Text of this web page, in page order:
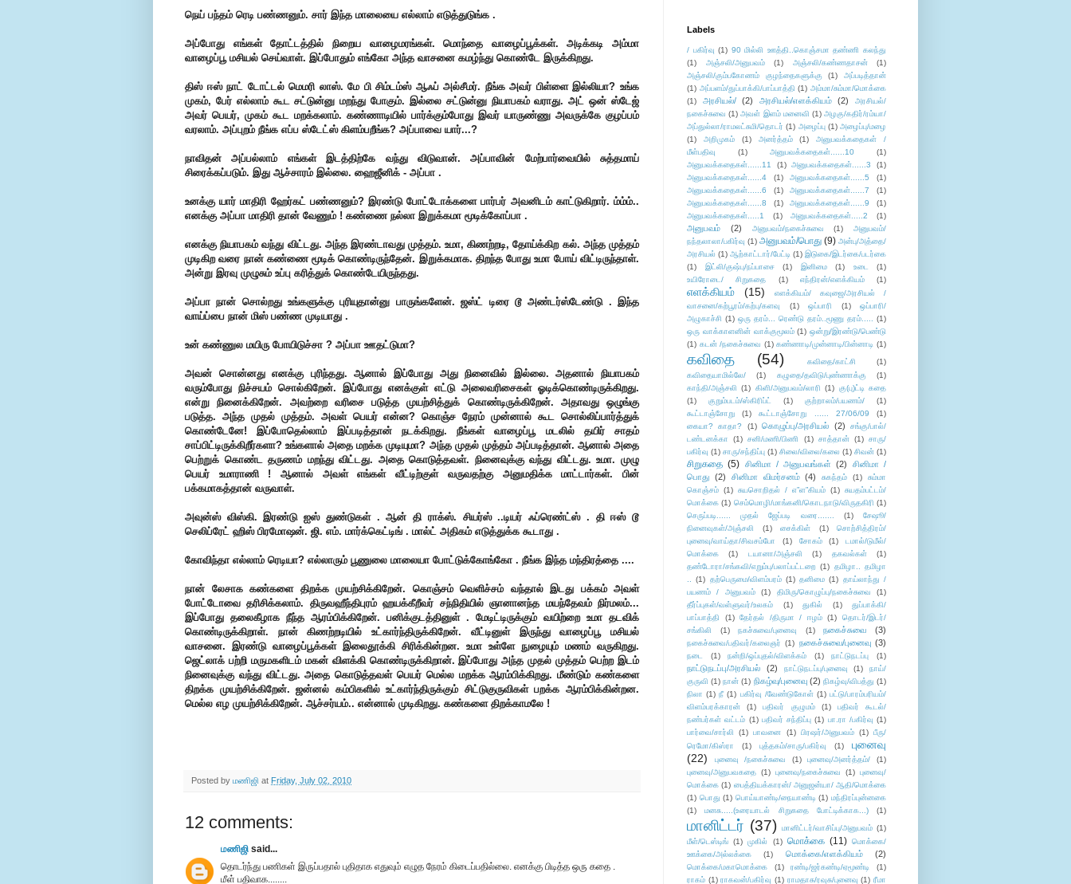
நெய் பந்தம் ரெடி பண்ணனும். சார் இந்த மாலையை எல்லாம் எடுத்துடுங்க .
அப்போது எங்கள் தோட்டத்தில் நிறைய வாழைமரங்கள். மொந்தை வாழைப்பூக்கள். அடிக்கடி அம்மா
வாழைப்பூ மசியல் செய்வாள். இப்போதும் எங்கோ அந்த வாசனை கமழ்ந்து கொண்டே இருக்கிறது.
திஸ் ஈஸ் நாட் டோட்டல் மெமரி லாஸ். மே பி சிம்டம்ஸ் ஆஃப் அல்சீமர். நீங்க அவர் பிள்ளை இல்லியா? உங்க
முகம், பேர் எல்லாம் கூட சட்டுன்னு மறந்து போகும். இல்லை சட்டுன்னு நியாபகம் வராது. அட் ஒன் ஸ்டேஜ்
அவர் பெயர், முகம் கூட மறக்கலாம். கண்ணாடியில் பார்க்கும்போது இவர் யாருண்ணு அவருக்கே குழப்பம்
வரலாம். அப்புறம் நீங்க எப்ப ஸ்டேட்ஸ் கிளம்பறீங்க? அப்பாவை யார்...?
நாவிதன் அப்பல்லாம் எங்கள் இடத்திற்கே வந்து விடுவான். அப்பாவின் மேற்பார்வையில் சுத்தமாய்
சிரைக்கப்படும். இது ஆச்சாரம் இல்லை. ஹைஜீனிக் - அப்பா .
உனக்கு யார் மாதிரி ஹேர்கட் பண்ணனும்? இரண்டு போட்டோக்களை பார்பர் அவனிடம் காட்டுகிறார். ம்ம்ம்..
எனக்கு அப்பா மாதிரி தான் வேணும் ! கண்ணை நல்லா இறுக்கமா மூடிக்கோப்பா .
எனக்கு நியாபகம் வந்து விட்டது. அந்த இரண்டாவது முத்தம். உமா, கிணற்றடி, தோய்க்கிற கல். அந்த முத்தம்
முடிகிற வரை நான் கண்ணை மூடிக் கொண்டிருந்தேன். இறுக்கமாக. திறந்த போது உமா போய் விட்டிருந்தாள்.
அன்று இரவு முழுசும் உப்பு கரித்துக் கொண்டேயிருந்தது.
அப்பா நான் சொல்றது உங்களுக்கு புரியுதான்னு பாருங்களேன். ஜஸ்ட் டிரை டூ அண்டர்ஸ்டேண்டு . இந்த
வாய்ப்பை நான் மிஸ் பண்ண முடியாது .
உன் கண்ணுல மயிரு போயிடுச்சா ? அப்பா ஊதட்டுமா?
அவன் சொன்னது எனக்கு புரிந்தது. ஆனால் இப்போது அது நினைவில் இல்லை. அதனால் நியாபகம்
வரும்போது நிச்சயம் சொல்கிறேன். இப்போது எனக்குள் எட்டு அலைவரிசைகள் ஓடிக்கொண்டிருக்கிறது.
என்று நினைக்கிறேன். அவற்றை வரிசை படுத்த முயற்சித்துக் கொண்டிருக்கிறேன். அதாவது ஒழுங்கு
படுத்த. அந்த முதல் முத்தம். அவள் பெயர் என்ன? கொஞ்ச நேரம் முன்னால் கூட சொல்லிப்பார்த்துக்
கொண்டேனே! இப்போதெல்லாம் இப்படித்தான் நடக்கிறது. நீங்கள் வாழைப்பூ மடலில் தயிர் சாதம்
சாப்பிட்டிருக்கிறீர்களா? உங்களால் அதை மறக்க முடியுமா? அந்த முதல் முத்தம் அப்படித்தான். ஆனால் அதை
பெற்றுக் கொண்ட தருணம் மறந்து விட்டது. அதை கொடுத்தவள். நினைவுக்கு வந்து விட்டது. உமா. முழு
பெயர் உமாராணி ! ஆனால் அவள் எங்கள் வீட்டிற்குள் வருவதற்கு அனுமதிக்க மாட்டார்கள். பின்
பக்கமாகத்தான் வருவாள்.
அவுன்ஸ் விஸ்கி. இரண்டு ஐஸ் துண்டுகள் . ஆன் தி ராக்ஸ். சியர்ஸ் ..டியர் ஃப்ரெண்ட்ஸ் . தி ஈஸ் டூ
செலிப்ரேட் ஹிஸ் பிரமோஷன். ஜி. எம். மார்க்கெட்டிங் . மால்ட் அதிகம் எடுத்துக்க கூடாது .
கோவிந்தா எல்லாம் ரெடியா? எல்லாரும் பூணுலை மாலையா போட்டுக்கோங்கோ . நீங்க இந்த மந்திரத்தை ....
நான் லேசாக கண்களை திறக்க முயற்சிக்கிறேன். கொஞ்சம் வெளிச்சம் வந்தால் இடது பக்கம் அவள்
போட்டோவை தரிசிக்கலாம். திருவஹீந்திபுரம் ஹயக்கீறீவர் சந்நிதியில் ஞானானந்த மயந்தேவம் நிர்மலம்...
இப்போது தலைகீழாக நீந்த ஆரம்பிக்கிறேன். பனிக்குடத்தினுள் . மேடிட்டிருக்கும் வயிற்றை உமா தடவிக்
கொண்டிருக்கிறாள். நான் கிணற்றடியில் உட்கார்ந்திருக்கிறேன். வீட்டினுள் இருந்து வாழைப்பூ மசியல்
வாசனை. இரண்டு வாழைப்பூக்கள் இலைதூக்கி சிரிக்கின்றன. உமா உள்ளே நுழையும் மணம் வருகிறது.
ஜெட்லாக் பற்றி மருமகளிடம் மகன் விளக்கி கொண்டிருக்கிறான். இப்போது அந்த முதல் முத்தம் பெற்ற இடம்
நினைவுக்கு வந்து விட்டது. அதை கொடுத்தவள் பெயர் மெல்ல மறக்க ஆரம்பிக்கிறது. மீண்டும் கண்களை
திறக்க முயற்சிக்கிறேன். ஜன்னல் கம்பிகளில் உட்கார்ந்திருக்கும் சிட்டுகுருவிகள் பறக்க ஆரம்பிக்கின்றன.
மெல்ல எழ முயற்சிக்கிறேன். ஆச்சர்யம்.. என்னால் முடிகிறது. கண்களை திறக்காமலே !
Posted by மணிஜி at Friday, July 02, 2010
12 comments:
மணிஜி said...
தொடர்ந்து பணிகள் இருப்பதால் புதிதாக எதுவும் எழுத நேரம் கிடைப்பதில்லை. எனக்கு பிடித்த ஒரு கதை .
மீள் பதிவாக........
Labels
/ பகிர்வு (1) 90 மில்லி ஊத்தி..கொஞ்சமா தண்ணி கலந்து
(1)
அஞ்சலி/அனுபவம் (1) அஞ்சலி/கண்ணதாசன்
(1)
அஞ்சலி/கும்பகோணம் குழந்தைகளுக்கு
(1)
அப்படித்தான்
(1) அப்பளம்/துப்பாக்கி/பாப்பாத்தி (1) அம்மா/சும்மா/மொக்கை
(1)
அரசியல்/ (2) அரசியல்/எளக்கியம் (2)
அரசியல்/
நகைச்சுவை (1) அவள் இளம் மனைவி (1) அழகு/கதிர்/ரம்யா/
அப்துல்லா/ராமலட்சுமி/தொடர் (1) அழைப்பு (1) அழைப்பு/மழை
(1)
அறிமுகம் (1) அனர்த்தம் (1)
அனுபவக்கதைகள் /
மீள்பதிவு
(1) அனுபவக்கதைகள்......10
(1)
அனுபவக்கதைகள்......11
(1) அனுபவக்கதைகள்......3
(1)
அனுபவக்கதைகள்......4
(1) அனுபவக்கதைகள்......5
(1)
அனுபவக்கதைகள்......6
(1) அனுபவக்கதைகள்......7
(1)
அனுபவக்கதைகள்......8
(1) அனுபவக்கதைகள்......9
(1)
அனுபவக்கதைகள்.....1
(1) அனுபவக்கதைகள்.....2 (1)
அனுபவம் (2) அனுபவம்/நகைச்சுவை (1)
அனுபவம்/
நந்தலாலா/பகிர்வு (1) அனுபவம்/பொது (9) அன்பு/அத்தை/
அரசியல் (1) ஆற்காட்டார்/பேட்டி (1) இடுகை/இடர்கை/படர்கை
(1)
இட்லி/குஷ்பு/நப்பாசை (1) இனிமை (1) உடை
(1)
உயிரோடை/ சிறுகதை
(1) எந்திரன்/எளக்கியம் (1)
எளக்கியம் (15)
எளக்கியம்/ கவுஜை/அரசியல் /
வாசனை/கற்பூரம்/கற்பு/களவு
(1) ஒப்பாரி (1)
ஒப்பாரி/
அழுகாச்சி (1) ஒரு தரம்... ரெண்டு தரம்..மூணு தரம்..... (1)
ஒரு வாக்காளனின் வாக்குமூலம் (1) ஒன்று/இரண்டு/பெண்டு
(1) கடன் /நகைச்சுவை (1) கண்ணாடி/முன்னாடி/பின்னாடி (1)
கவிதை (54) கவிதை/காட்சி
(1)
கவிதையாமில்லே/
(1) கழுதை/தவிடு/புண்ணாக்கு
(1)
காந்தி/அஞ்சலி (1) கிளி/அனுபவம்/லாரி (1) கு(பு)ட்டி கதை
(1)
குறும்படம்/ஸ்கிரிப்ட் (1) குற்றாலம்/பயணம்/
(1)
கூட்டாஞ்சோறு
(1) கூட்டாஞ்சோறு ...... 27/06/09
(1)
கையா? காதா?
(1) கொழுப்பு/அரசியல் (2)
சங்கு/பால்/
டண்டனக்கா
(1) சனி/மணி/பிணி (1) சாத்தான் (1) சாரு/
பகிர்வு (1) சாரு/சந்திப்பு (1) சிலை/விலை/கலை (1) சிவன் (1)
சிறுகதை (5) சினிமா / அனுபவங்கள் (2)
சினிமா /
பொது (2) சினிமா விமர்சனம் (4) சுகந்தம் (1)
சும்மா
கொஞ்சம் (1) சுயசொறிதல் / எ”ள”கியம் (1) சுயதம்பட்டம்/
மொக்கை (1) செம்மொழி/மாங்கனி/கொடநாடு/விருதகிரி (1)
செருப்படி...... முதல் ஜேப்படி வரை.......
(1)
சேஷூ/
நினைவுகள்/அஞ்சலி
(1) சைக்கிள் (1)
சொற்சித்திரம்/
புனைவு/வாய்தா/சிவசம்போ
(1) சோகம் (1)
டமால்/டுமீல்/
மொக்கை
(1) டயானா/அஞ்சலி (1) தகவல்கள்
(1)
தண்டோரா/சங்கவி/எறும்பு/பலாப்பட்டறை (1) தமிழா.. தமிழா
.. (1) தற்பெருமை/விளம்பரம் (1) தனிமை (1) தாய்லாந்து /
பயணம் / அனுபவம்
(1) திமிரு/கொழுப்பு/நகைச்சுவை
(1)
தீர்ப்புகள்/வள்ளுவர்/உலகம்
(1) துகில் (1)
துப்பாக்கி/
பாப்பாத்தி
(1) தேர்தல் /திருமா / ஈழம் (1)
தொடர்/இடர்/
சங்கிலி
(1) நகச்சுவை/புனைவு (1) நகைச்சுவை (3)
நகைச்சுவை/பதிவர்/கலைஞர் (1) நகைச்சுவை/புனைவு (3)
நடை (1) நன்றி/ஒப்புதல்/விளக்கம் (1) நாட்டுநடப்பு (1)
நாட்டுநடப்பு/அரசியல் (2) நாட்டுநடப்பு/புனைவு (1)
நாய்/
குருவி (1) நான் (1) நிகழ்வு/புனைவு (2) நிகழ்வு/விபத்து (1)
நிலா (1) நீ (1) பகிர்வு /வேண்டுகோள் (1) பட்டு/பாரம்பரியம்/
விளம்பரக்காரன்
(1) பதிவர் குழுமம் (1)
பதிவர் கூடல்/
நண்பர்கள் வட்டம் (1) பதிவர் சந்திப்பு (1) பா.ரா /பகிர்வு (1)
பார்வை/சார்லி
(1) பாவனை (1) பிரஷர்/அனுபவம் (1) பீரு/
ரெமோ/கிஸ்ரா
(1) புத்தகம்/சாரு/பகிர்வு (1)
புனைவு
(22)
புனைவு /நகைச்சுவை (1) புனைவு/அனர்த்தம்/
(1)
புனைவு/அனுபவகதை (1) புனைவு/நகைச்சுவை (1) புனைவு/
மொக்கை (1) பைத்தியக்காரன்/ அனுஜன்யா/ ஆதி/மொக்கை
(1) பொது (1) பொய்யாண்டி/நையாண்டி (1) மந்திரப்புன்னகை
(1)
மனசு.....(உரையாடல் சிறுகதை போட்டிக்காக...) (1)
மானிட்டர் (37) மானிட்டர்/வாசிப்பு/அனுபவம் (1)
மீள்/டெஸ்டிங் (1) முகில் (1) மொக்கை (11) மொக்கை/
ஊக்கை/அல்லக்கை
(1) மொக்கை/எளக்கியம் (2)
மொக்கை/மகாமொக்கை (1) ரண்டி/ஜர்கண்டி/ஏமூண்டி
(1)
ராகம் (1) ராகவன்/பகிர்வு (1) ராமதாசு/ரவுசு/புனைவு (1) ரீமா